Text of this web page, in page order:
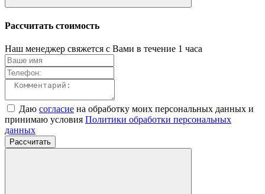
Рассчитать стоимость
Наш менеджер свяжется с Вами в течение 1 часа
Даю согласие на обработку моих персональных данных и
принимаю условия Политики обработки персональных
данных
Рассчитать